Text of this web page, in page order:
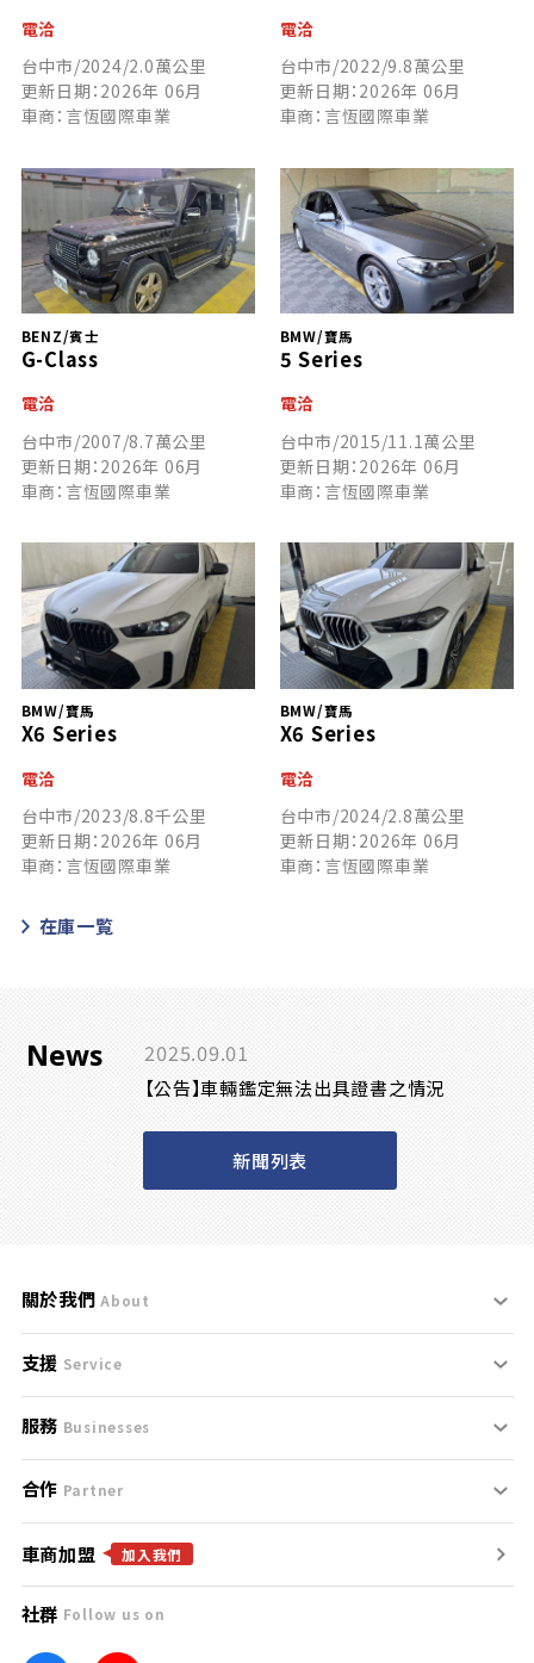
電洽
台中市/2024/2.0萬公里
更新日期：2026年 06月
車商：言恆國際車業
電洽
台中市/2022/9.8萬公里
更新日期：2026年 06月
車商：言恆國際車業
BENZ/賓士
G-Class
電洽
台中市/2007/8.7萬公里
更新日期：2026年 06月
車商：言恆國際車業
BMW/寶馬
5 Series
電洽
台中市/2015/11.1萬公里
更新日期：2026年 06月
車商：言恆國際車業
BMW/寶馬
X6 Series
電洽
台中市/2023/8.8千公里
更新日期：2026年 06月
車商：言恆國際車業
BMW/寶馬
X6 Series
電洽
台中市/2024/2.8萬公里
更新日期：2026年 06月
車商：言恆國際車業
在庫一覧
News 2025.09.01
【公告】車輛鑑定無法出具證書之情況
新聞列表
關於我們 About
刊登規範
服務條款
免責聲明
隱私權政策
團隊
支援 Service
支援中心
聯絡我們
服務 Businesses
什麼是Goo鑑定？
找好車
找好店
合作 Partner
合作夥伴
廣告合作
車商加盟 加入我們
社群 Follow us on